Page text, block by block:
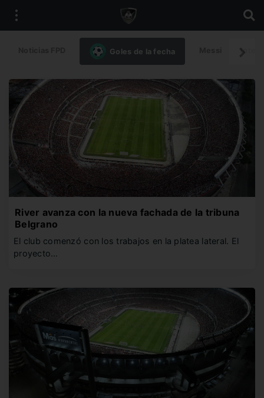
Goles de la fecha
River avanza con la nueva fachada de la tribuna
Belgrano
El club comenzó con los trabajos en la platea lateral. El
proyecto…